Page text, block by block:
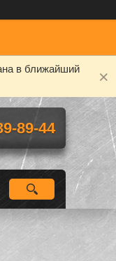
в ближайший
89-44